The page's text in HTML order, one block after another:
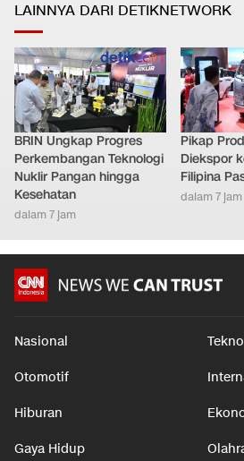
LAINNYA DARI DETIKNETWORK
BRIN Ungkap Progres
Perkembangan Teknologi
Nuklir Pangan hingga
Kesehatan
dalam 7 jam
Pikap
Diekspor
Filipina
dalam 7 jam
Nasional
Otomotif
Hiburan
Gaya Hidup